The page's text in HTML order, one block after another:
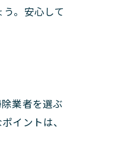
。安心して
業者を選ぶ
イントは、